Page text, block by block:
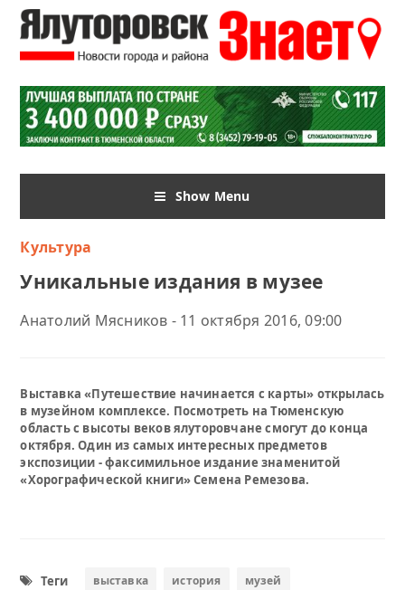
Show Menu
Культура
Уникальные издания в музее
Анатолий Мясников - 11 октября 2016, 09:00
Выставка «Путешествие начинается с карты» открылась
в музейном комплексе. Посмотреть на Тюменскую
область с высоты веков ялуторовчане смогут до конца
октября. Один из самых интересных предметов
экспозиции - факсимильное издание знаменитой
«Хорографической книги» Семена Ремезова.
Теги выставка история музей